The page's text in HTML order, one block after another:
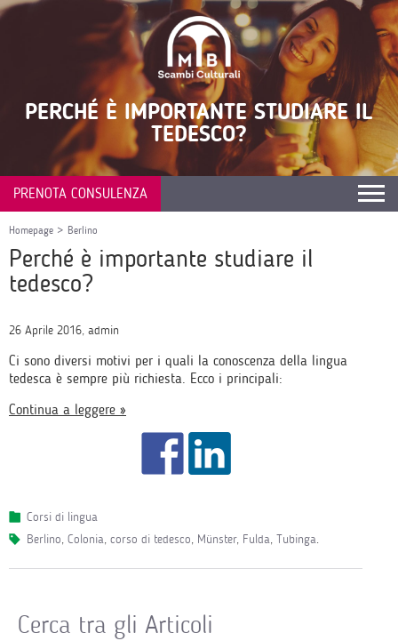
PERCHÉ È IMPORTANTE STUDIARE IL
TEDESCO?
PRENOTA CONSULENZA
Homepage > Berlino
Perché è importante studiare il
tedesco?
26 Aprile 2016, admin
Ci sono diversi motivi per i quali la conoscenza della lingua
tedesca è sempre più richiesta. Ecco i principali:
Continua a leggere »
Corsi di lingua
Berlino, Colonia, corso di tedesco, Münster, Fulda, Tubinga.
Cerca tra gli Articoli